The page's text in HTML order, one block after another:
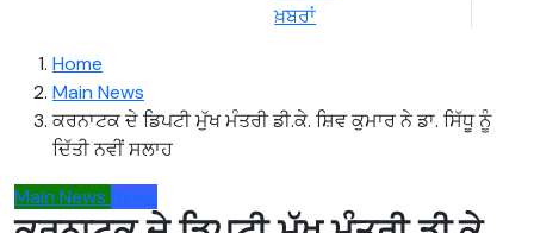
ਖ਼ਬਰਾਂ
Home
Main News
ਕਰਨਾਟਕ ਦੇ ਡਿਪਟੀ ਮੁੱਖ ਮੰਤਰੀ ਡੀ.ਕੇ. ਸ਼ਿਵ ਕੁਮਾਰ ਨੇ ਡਾ. ਸਿੱਧੂ ਨੂੰ
ਦਿੱਤੀ ਨਵੀਂ ਸਲਾਹ
Main News News